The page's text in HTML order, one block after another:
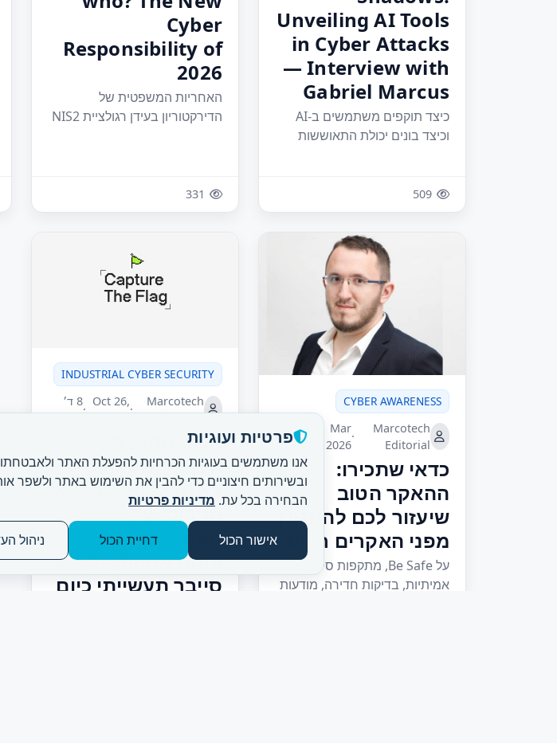
Unveiling AI Tools
in Cyber Attacks
— Interview with
Gabriel Marcus
כיצד תוקפים משתמשים ב-AI
וכיצד בונים יכולת התאוששות
509
Cyber
Responsibility of
2026
האחריות המשפטית של
הדירקטוריון בעידן רגולציית NIS2
331
CYBER AWARENESS
Marcotech
Editorial
·
Mar
2026
9 ד׳
קריאה
כדאי שתכירו:
ההאקר הטוב
שיעזור לכם להתגונן
מפני האקרים רעים
על Be Safe, מתקפות סייבר
אמיתיות, בדיקות חדירה, מודעות
INDUSTRIAL CYBER SECURITY
Marcotech
Editorial
·
Oct 26,
2022
·
8 ד׳
קריאה
אלוף הסייבר
העולמי של גוגל
לשנת 2022, גבריאל
מרקוס, על
האתגרים
וההזדמנויות של
סייבר תעשייתי כיום
פרטיות ועוגיות
אנו משתמשים בעוגיות הכרחיות להפעלת האתר
ובשירותים חיצוניים כדי להבין את השימוש באתר ולשפר
הבחירה בכל עת. מדיניות פרטיות
אישור הכול דחיית הכול ניהול